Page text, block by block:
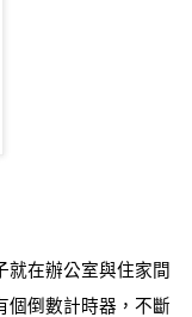
就在辦公室與住家間
個倒數計時器，不斷